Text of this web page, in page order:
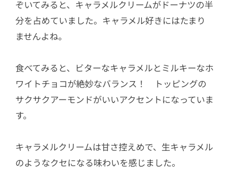
ぞいてみると、キャラメルクリームがドーナツの半
分を占めていました。キャラメル好きにはたまり
ませんよね。
食べてみると、ビターなキャラメルとミルキーなホ
ワイトチョコが絶妙なバランス！ トッピングの
サクサクアーモンドがいいアクセントになっていま
す。
キャラメルクリームは甘さ控えめで、生キャラメル
のようなクセになる味わいを感じました。